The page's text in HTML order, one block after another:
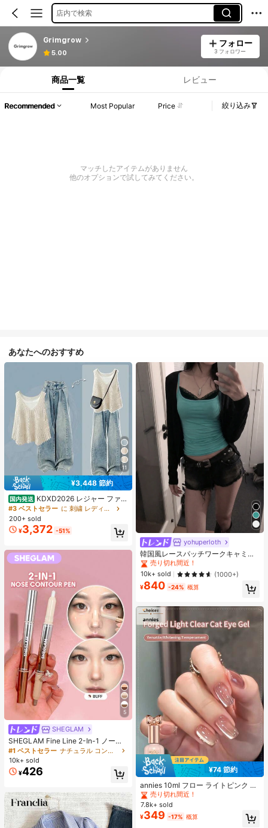
店内で検索
Grimgrow
5.00
フォロー
3 フォロワー
商品一覧 レビュー
Recommended Most Popular Price 絞り込み
マッチしたアイテムがありません
他のオプションで試してみてください。
あなたへのおすすめ
11
¥3,448 節約
国内発送 KDXD2026 レジャー ファッ
ション ロングサイズ 夏服 女性 ワイ
ルドスタイル ボア付きトップス ワイ
ルドスタイル ロングスカート 3点セ
ット UVカット 軽量 通気性 袖付き
ヒップカバー効果 通気性抜群 サイズ
豊富
#3 ベストセラー
に 刺繍 レディースコーデ
200+ sold
¥3,372 -51%
5
SHEGLAM
SHEGLAM Fine Line 2-In-1 ノーズ
コンター&ハイライトペン-Buff ノー
ズシャドウ シェーディング 女性と女
の子のためのブランドビューティー
コスメメイクアップ
#1 ベストセラー
ナチュラル コントゥア＆ブロンザー
10k+ sold
¥426
yohuperloth
韓国風レースパッチワークキャミソ
ールタンクトップ、Y2Kエステティ
ック、ストリートウェアカジュアル
サマー
#1 ベストセラー
売り切れ間近！
#1 ベストセラー
売り切れ間近！
#1 ベストセラー
売り切れ間近！
#1 ベストセラー
10k+ sold (1000+)
¥840 -24% 概算
¥74 節約
annies 10ml フロー ライトピンク キ
ャットアイ ジェルネイルポリッシュ
ウルトラシャイン UVジェル ミラー
グラス キャットマグネットジェル ワ
ニス ネイルサプライ
#1 ベストセラー
に アニーズ ジェルネイルポリッシュ
売り切れ間近！
#1 ベストセラー
売り切れ間近！
#1 ベストセラー
売り切れ間近！
#1 ベストセラー
に アニーズ ジェルネイルポリッシュ
7.8k+ sold
¥349 -17% 概算